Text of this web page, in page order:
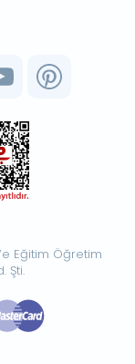
Eğitim Öğretim
Şti.